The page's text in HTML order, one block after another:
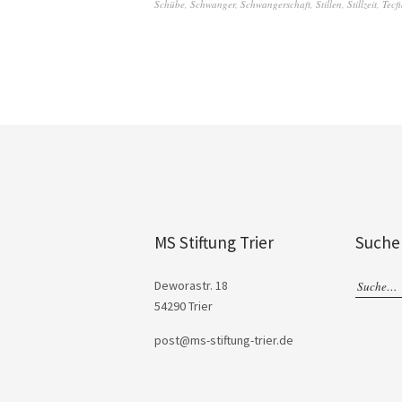
Schübe, Schwanger, Schwangerschaft, Stillen, Stillzeit,
MS Stiftung Trier
Deworastr. 18
54290 Trier
post@ms-stiftung-trier.de
Suche